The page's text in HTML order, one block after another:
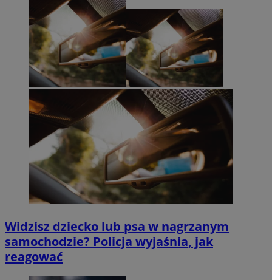
Widzisz dziecko lub psa w nagrzanym
samochodzie? Policja wyjaśnia, jak
reagować